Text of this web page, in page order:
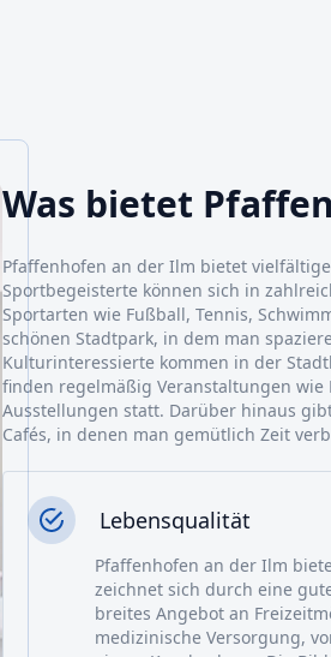
Was bietet
Pfaffenhofen an der Ilm bietet
Sportbegeisterte können sich in
Sportarten wie Fußball, Tennis,
schönen Stadtpark, in dem man
Kulturinteressierte kommen in der
finden regelmäßig Veranstaltungen
Ausstellungen statt. Darüber hinaus
Cafés, in denen man gemütlich Zeit
Lebensqualität
Pfaffenhofen an der Ilm
zeichnet sich durch eine
breites Angebot an
medizinische Versorgung,